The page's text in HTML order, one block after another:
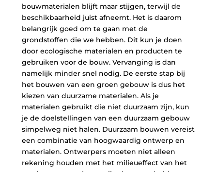
bouwmaterialen blijft maar stijgen, terwijl de
beschikbaarheid juist afneemt. Het is daarom
belangrijk goed om te gaan met de
grondstoffen die we hebben. Dit kun je doen
door ecologische materialen en producten te
gebruiken voor de bouw. Vervanging is dan
namelijk minder snel nodig. De eerste stap bij
het bouwen van een groen gebouw is dus het
kiezen van duurzame materialen. Als je
materialen gebruikt die niet duurzaam zijn, kun
je de doelstellingen van een duurzaam gebouw
simpelweg niet halen. Duurzaam bouwen vereist
een combinatie van hoogwaardig ontwerp en
materialen. Ontwerpers moeten niet alleen
rekening houden met het milieueffect van het